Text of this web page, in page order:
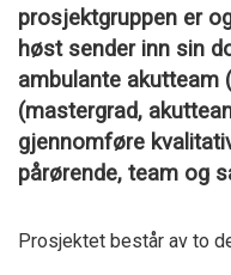
prosjektgruppen er
høst sender inn sin
ambulante akutteam
(mastergrad,
gjennomføre
pårørende, team og
Prosjektet består av to